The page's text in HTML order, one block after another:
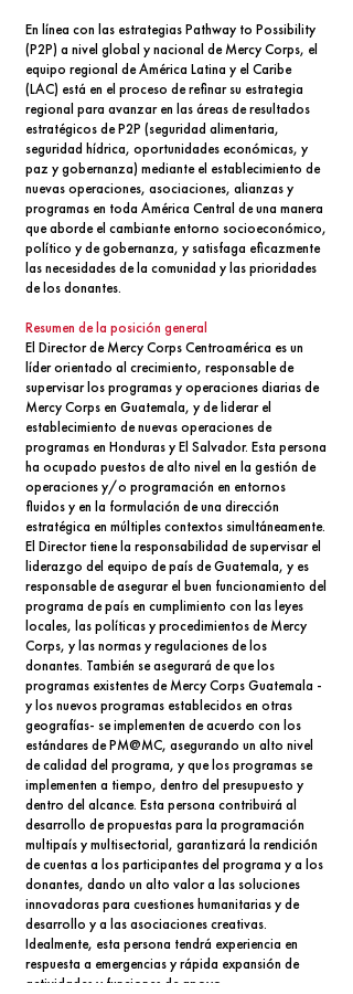
En línea con las estrategias Pathway to Possibility
(P2P) a nivel global y nacional de Mercy Corps, el
equipo regional de América Latina y el Caribe
(LAC) está en el proceso de refinar su estrategia
regional para avanzar en las áreas de resultados
estratégicos de P2P (seguridad alimentaria,
seguridad hídrica, oportunidades económicas, y
paz y gobernanza) mediante el establecimiento de
nuevas operaciones, asociaciones, alianzas y
programas en toda América Central de una manera
que aborde el cambiante entorno socioeconómico,
político y de gobernanza, y satisfaga eficazmente
las necesidades de la comunidad y las prioridades
de los donantes.
Resumen de la posición general
El Director de Mercy Corps Centroamérica es un
líder orientado al crecimiento, responsable de
supervisar los programas y operaciones diarias de
Mercy Corps en Guatemala, y de liderar el
establecimiento de nuevas operaciones de
programas en Honduras y El Salvador. Esta persona
ha ocupado puestos de alto nivel en la gestión de
operaciones y/o programación en entornos
fluidos y en la formulación de una dirección
estratégica en múltiples contextos simultáneamente.
El Director tiene la responsabilidad de supervisar el
liderazgo del equipo de país de Guatemala, y es
responsable de asegurar el buen funcionamiento del
programa de país en cumplimiento con las leyes
locales, las políticas y procedimientos de Mercy
Corps, y las normas y regulaciones de los
donantes. También se asegurará de que los
programas existentes de Mercy Corps Guatemala -
y los nuevos programas establecidos en otras
geografías- se implementen de acuerdo con los
estándares de PM@MC, asegurando un alto nivel
de calidad del programa, y ​​que los programas se
implementen a tiempo, dentro del presupuesto y
dentro del alcance. Esta persona contribuirá al
desarrollo de propuestas para la programación
multipaís y multisectorial, garantizará la rendición
de cuentas a los participantes del programa y a los
donantes, dando un alto valor a las soluciones
innovadoras para cuestiones humanitarias y de
desarrollo y a las asociaciones creativas.
Idealmente, esta persona tendrá experiencia en
respuesta a emergencias y rápida expansión de
actividades y funciones de apoyo.